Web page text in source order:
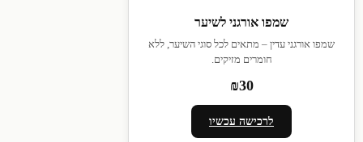
שמפו אורגני לשיער
שמפו אורגני עדין – מתאים לכל סוגי השיער, ללא
חומרים מזיקים.
₪30
לרכישה עכשיו